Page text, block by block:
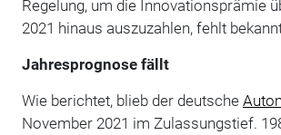
Regelung, um die Innovationsprämie
2021 hinaus auszuzahlen, fehlt
Jahresprognose fällt
Wie berichtet, blieb der deutsche
November 2021 im Zulassungstief.